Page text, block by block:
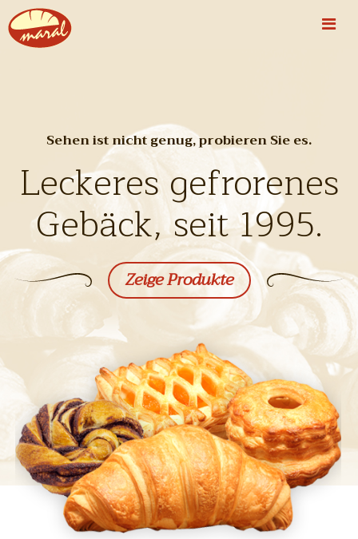
Sehen ist nicht genug, probieren Sie es.
Leckeres gefrorenes
Gebäck, seit 1995.
Zeige Produkte